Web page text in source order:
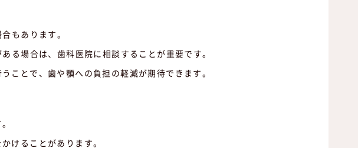
もあります。
る場合は、歯科医院に相談することが重要です。
ことで、歯や顎への負担の軽減が期待できます。
けることがあります。